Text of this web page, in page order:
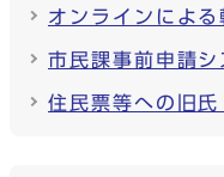
オンラインによる
市民課事前申請シ
住民票等への旧